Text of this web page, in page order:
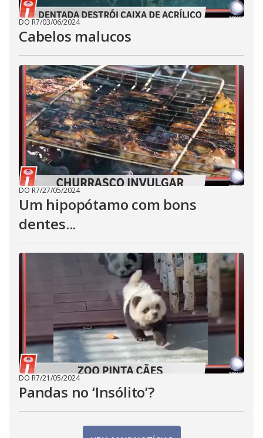
DO R7/03/06/2024
Cabelos malucos
DO R7/27/05/2024
Um hipopótamo com bons
dentes...
DO R7/21/05/2024
Pandas no ‘Insólito’?